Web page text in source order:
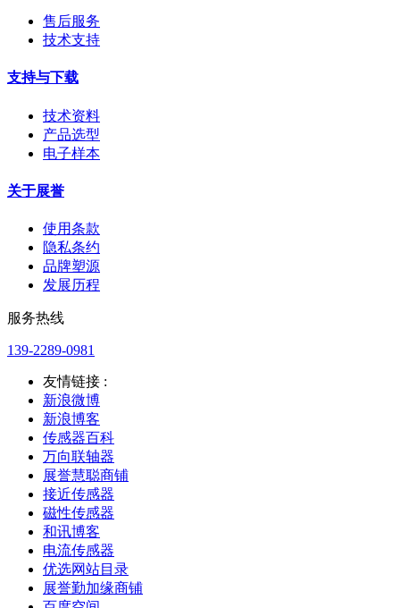
售后服务
技术支持
支持与下载
技术资料
产品选型
电子样本
关于展誉
使用条款
隐私条约
品牌塑源
发展历程
服务热线
139-2289-0981
友情链接 :
新浪微博
新浪博客
传感器百科
万向联轴器
展誉慧聪商铺
接近传感器
磁性传感器
和讯博客
电流传感器
优选网站目录
展誉勤加缘商铺